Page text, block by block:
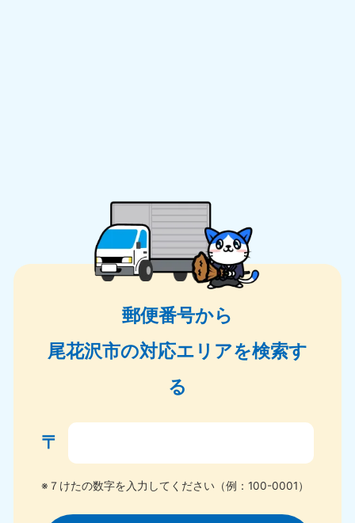
郵便番号から
尾花沢市の対応エリアを検索す
る
〒
※７けたの数字を入力してください（例：100-0001）